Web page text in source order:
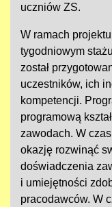
uczniów ZS.
W ramach
tygodniowym
został
uczestników, ich
kompetencji.
programową
zawodach. W
okazję rozwinąć
doświadczenia
i umiejętności
pracodawców. W